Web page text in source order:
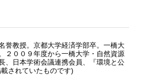
誉教授。京都大学経済学部卒。一橋大
２００９年度から一橋大学・自然資源
、日本学術会議連携会員、『環境と公
されていたものです)